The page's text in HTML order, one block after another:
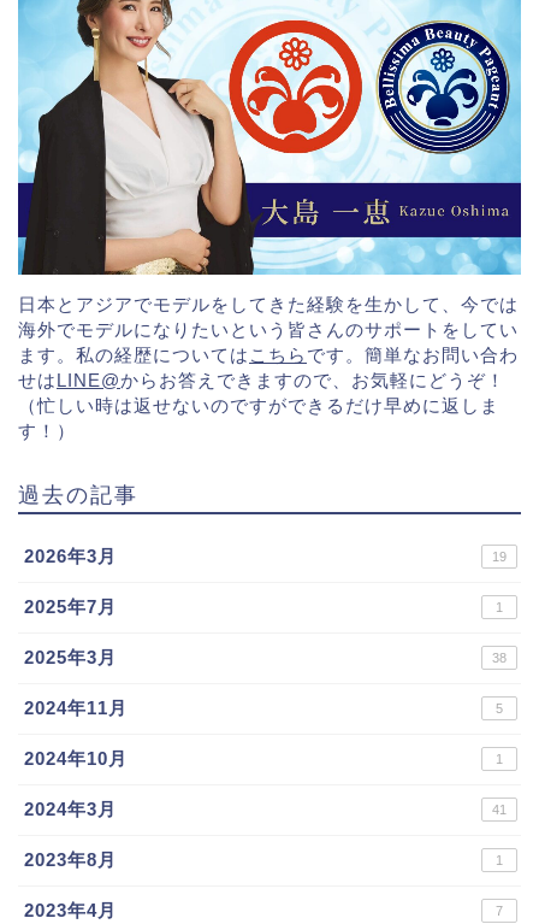
日本とアジアでモデルをしてきた経験を生かして、今では
海外でモデルになりたいという皆さんのサポートをしてい
ます。私の経歴については こちら です。簡単なお問い合わ
せはLINE@からお答えできますので、お気軽にどうぞ！
（忙しい時は返せないのですができるだけ早めに返しま
す！）
過去の記事
2026年3月 19
2025年7月 1
2025年3月 38
2024年11月 5
2024年10月 1
2024年3月 41
2023年8月 1
2023年4月 7